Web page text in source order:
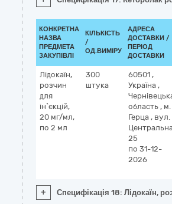
КОНКРЕТНА
НАЗВА
ПРЕДМЕТА
ЗАКУПІВЛІ
КІЛЬКІСТЬ
/
ОД.ВИМІРУ
АДРЕСА
ДОСТАВКИ /
ПЕРІОД
ДОСТАВКИ
Лідокаїн,
розчин
для
ін`єкцій,
20 мг/мл,
по 2 мл
300
штука
60501 ,
Україна ,
область , м.
Герца , вул.
25
по 31-12-
2026
+ Специфікація 18: Лідокаїн,